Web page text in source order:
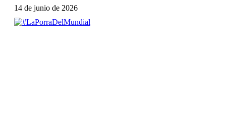
14 de junio de 2026